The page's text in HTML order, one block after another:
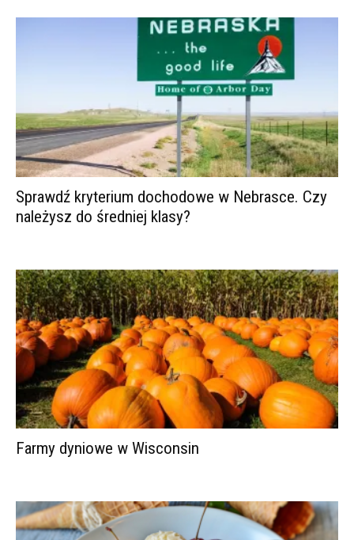
Sprawdź kryterium dochodowe w Nebrasce. Czy
należysz do średniej klasy?
Farmy dyniowe w Wisconsin